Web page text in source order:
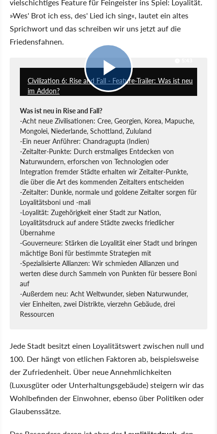
»Wes' Brot ich ess, des' Lied ich sing«, lautet ein altes
Sprichwort und das schreiben wir uns jetzt auf die
Friedensfahnen.
Civilization 6: Rise and Fall - Feature-Trailer: Was ist neu
im Addon?
Was ist neu in Rise and Fall?
-Acht neue Zivilisationen: Cree, Georgien, Korea, Mapuche,
Mongolei, Niederlande, Schottland, Zululand
-Ein neuer Anführer: Chandragupta (Indien)
-Zeitalter-Punkte: Durch erstmaliges Entdecken von
Naturwundern, erforschen von Technologien oder
Integration fremder Städte erhalten wir Zeitalter-Punkte,
die über die Art des kommenden Zeitalters entscheiden
-Zeitalter: Dunkle, normale und goldene Zeitalter sorgen für
Loyalitätsboni und -mali
-Loyalität: Zugehörigkeit einer Stadt zur Nation,
Loyalitätsdruck auf andere Städte zwecks friedlicher
Übernahme
-Gouverneure: Stärken die Loyalität einer Stadt und bringen
mächtige Boni für bestimmte Strategien mit
-Spezialisierte Allianzen: Wir schmieden Allianzen und
werten diese durch Sammeln von Punkten für bessere Boni
auf
-Außerdem neu: Acht Weltwunder, sieben Naturwunder,
vier Einheiten, zwei Distrikte, vierzehn Gebäude, drei
Ressourcen
Jede Stadt besitzt einen Loyalitätswert zwischen null und
100. Der hängt von etlichen Faktoren ab, beispielsweise
der Zufriedenheit. Über neue Annehmlichkeiten
(Luxusgüter oder Unterhaltungsgebäude) steigern wir das
Wohlbefinden der Einwohner, ebenso über Politiken oder
Glaubenssätze.